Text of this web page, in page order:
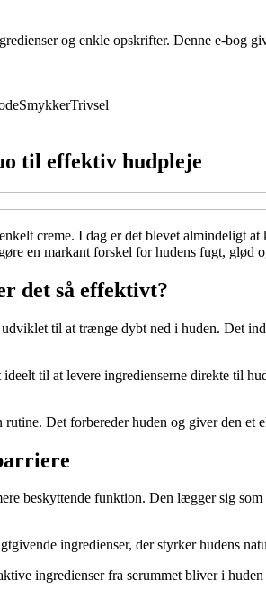
og enkle opskrifter. Denne e-bog
SmykkerTrivsel
til effektiv hudpleje
creme. I dag er det blevet almindeligt
en markant forskel for hudens fugt,
det så effektivt?
til at trænge dybt ned i huden. Det
til at levere ingredienserne direkte til
Det forbereder huden og giver den
beskyttende funktion. Den lægger sig
ingredienser, der styrker hudens
ingredienser fra serummet bliver i